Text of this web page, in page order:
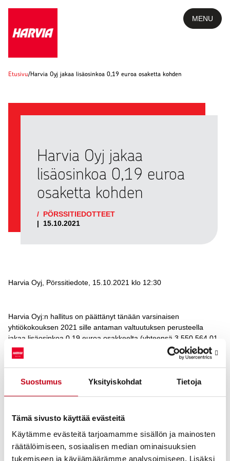
Suostumus Yksityiskohdat Tietoja
Tämä sivusto käyttää evästeitä
Käytämme evästeitä tarjoamamme sisällön ja mainosten
räätälöimiseen, sosiaalisen median ominaisuuksien
tukemiseen ja kävijämäärämme analysoimiseen. Lisäksi
MENU
Etusivu/Harvia Oyj jakaa lisäosinkoa 0,19 euroa osaketta kohden
Harvia Oyj jakaa
lisäosinkoa 0,19 euroa
osaketta kohden
/ PÖRSSITIEDOTTEET
|
15.10.2021
Harvia Oyj, Pörssitiedote, 15.10.2021 klo 12:30
Harvia Oyj:n hallitus on päättänyt tänään varsinaisen
yhtiökokouksen 2021 sille antaman valtuutuksen perusteella
jakaa lisäosinkoa 0,19 euroa osakkeelta (yhteensä 3 550 564,01
euroa). Osinko maksetaan osakkeenomistajalle, joka on osingon
täsmäytyspäivänä 19.10.2021 merkittynä Euroclear Finland Oy:n
pitämään yhtiön osakasluetteloon. Osinko maksetaan
26.10.2021.
Harvia Oyj:n 8.4.2021 pidetty varsinainen yhtiökokous päätti, että
kahdessa erässä. Yhtiökokous päätti 0,20 euron
osakekohtaisesta osingosta ja 0,12 euron juhlaosingosta, jotka
maksettiin 19.4.2021. Yhtiökokous valtuutti hallituksen
päättämään harkintansa mukaan enintään 0,19 euron